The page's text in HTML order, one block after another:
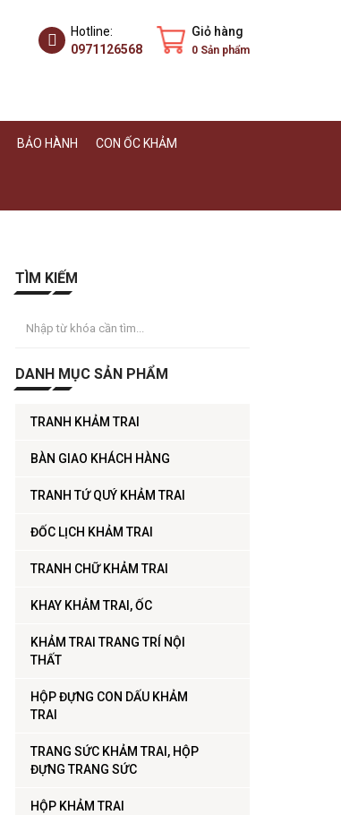
Giỏ hàng
0 Sản phẩm
Hotline:
0971126568
BẢO HÀNH CON ỐC KHẢM
TÌM KIẾM
DANH MỤC SẢN PHẨM
TRANH KHẢM TRAI
BÀN GIAO KHÁCH HÀNG
TRANH TỨ QUÝ KHẢM TRAI
ĐỐC LỊCH KHẢM TRAI
TRANH CHỮ KHẢM TRAI
KHAY KHẢM TRAI, ỐC
KHẢM TRAI TRANG TRÍ NỘI
THẤT
HỘP ĐỰNG CON DẤU KHẢM
TRAI
TRANG SỨC KHẢM TRAI, HỘP
ĐỰNG TRANG SỨC
HỘP KHẢM TRAI